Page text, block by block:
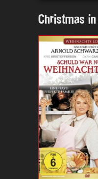
Christmas